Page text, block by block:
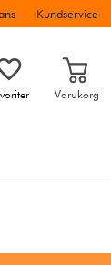
Kundservice
Varukorg